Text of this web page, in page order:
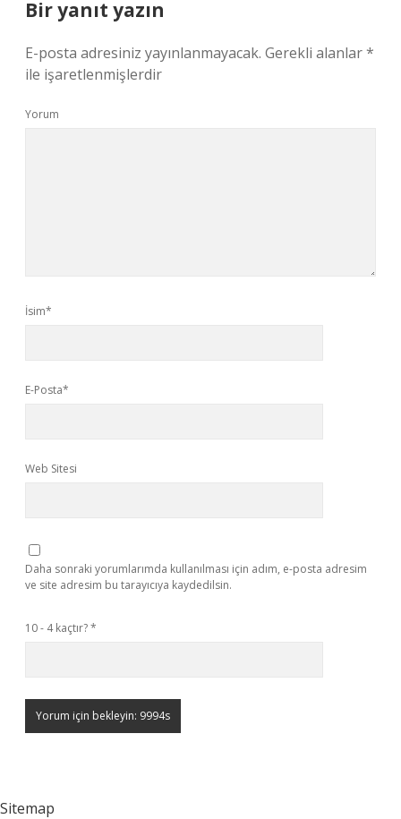
Bir yanıt yazın
E-posta adresiniz yayınlanmayacak. Gerekli alanlar*
ile işaretlenmişlerdir
Yorum
İsim*
E-Posta*
Web Sitesi
Daha sonraki yorumlarımda kullanılması için adım, e-posta adresim
ve site adresim bu tarayıcıya kaydedilsin.
10 - 4 kaçtır?*
Sitemap